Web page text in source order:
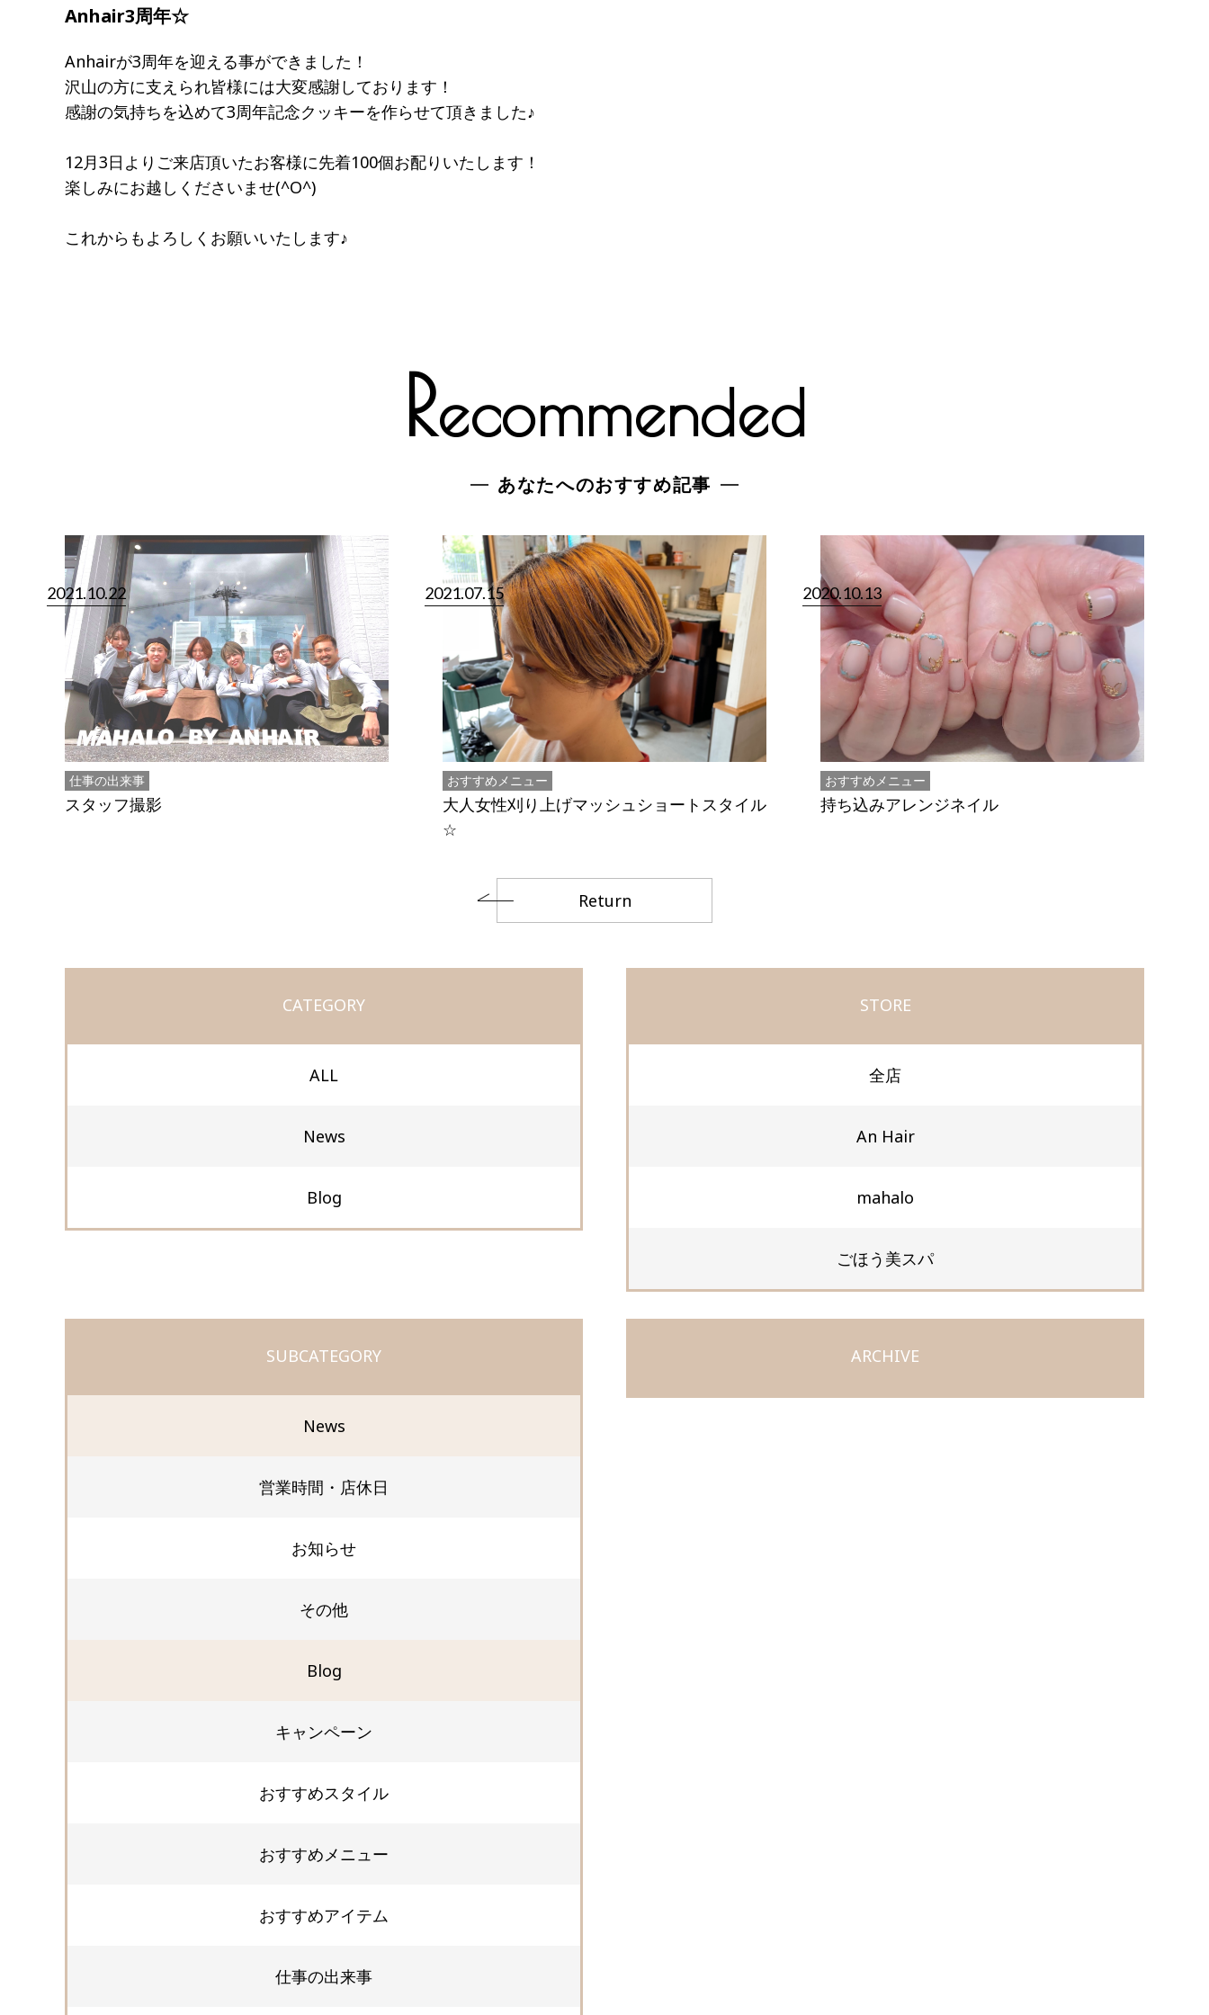
Anhair3周年☆
Anhairが3周年を迎える事ができました！
沢山の方に支えられ皆様には大変感謝しております！
感謝の気持ちを込めて3周年記念クッキーを作らせて頂きました♪
12月3日よりご来店頂いたお客様に先着100個お配りいたします！
楽しみにお越しくださいませ(^O^)
これからもよろしくお願いいたします♪
Recommended
あなたへのおすすめ記事
2021.10.22
仕事の出来事
スタッフ撮影
2021.07.15
おすすめメニュー
大人女性刈り上げマッシュショートスタイル
☆
2020.10.13
おすすめメニュー
持ち込みアレンジネイル
Return
CATEGORY
ALL
News
Blog
STORE
全店
An Hair
mahalo
ごほう美スパ
SUBCATEGORY
News
営業時間・店休日
お知らせ
その他
Blog
キャンペーン
おすすめスタイル
おすすめメニュー
おすすめアイテム
仕事の出来事
ARCHIVE